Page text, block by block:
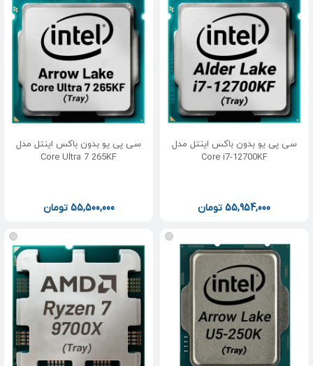
سی پی یو بدون باکس اینتل مدل
Core i7-12700KF
55,954,000تومان
سی پی یو بدون باکس اینتل مدل
Core Ultra 7 265KF
55,500,000 تومان